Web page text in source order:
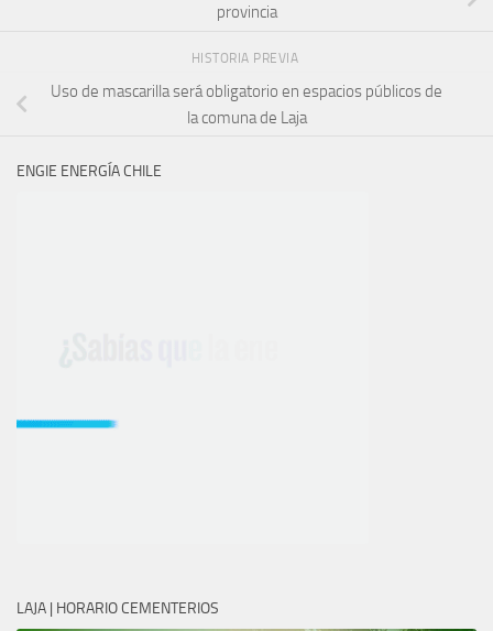
provincia
HISTORIA PREVIA
Uso de mascarilla será obligatorio en espacios públicos de
la comuna de Laja
ENGIE ENERGÍA CHILE
LAJA | HORARIO CEMENTERIOS